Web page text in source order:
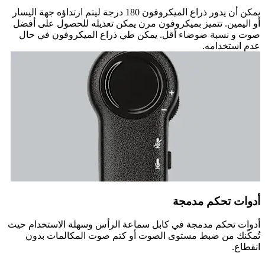
يمكن أن يدور ذراع الميكروفون 180 درجة ليتم ارتداؤه جهة اليسار
أو اليمين. تتميز بميكروفون مرن يمكن تعديله للحصول على أفضل
صوت و نسبة ضوضاء أقل. يمكن طي ذراع الميكروفون في حال
عدم استخدامه.
أدوات تحكم مدمجة
أدوات تحكم مدمجة في كابل سماعة الرأس وسهلة الاستخدام حيث
تُمكّنك من ضبط مستوى الصوت أو كتم صوت المكالمات بدون
انقطاع.